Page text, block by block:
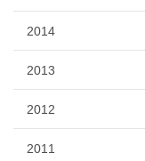
2014
2013
2012
2011